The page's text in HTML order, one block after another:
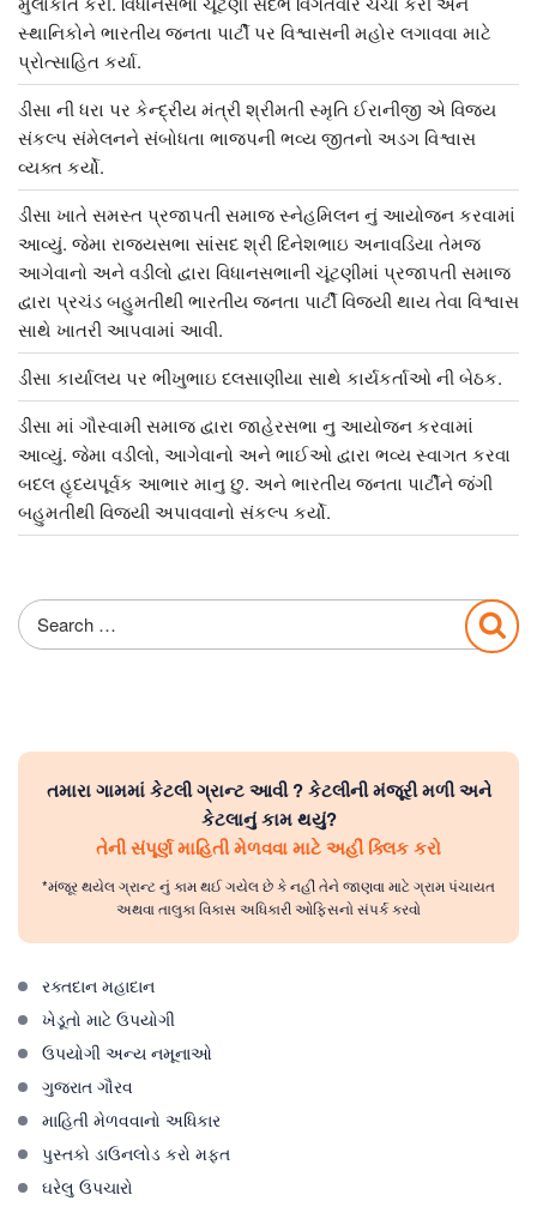
સ્થાનિકોને ભારતીય જનતા પાર્ટી પર વિશ્વાસની મહોર લગાવવા માટે
પ્રોત્સાહિત કર્યા.
ડીસા ની ધરા પર કેન્દ્રીય મંત્રી શ્રીમતી સ્મૃતિ ઈરાનીજી એ વિજય
સંકલ્પ સંમેલનને સંબોધતા ભાજપની ભવ્ય જીતનો અડગ વિશ્વાસ
વ્યક્ત કર્યો.
ડીસા ખાતે સમસ્ત પ્રજાપતી સમાજ સ્નેહમિલન નું આયોજન કરવામાં
આવ્યું. જેમા રાજ્યસભા સાંસદ શ્રી દિનેશભાઇ અનાવડિયા તેમજ
આગેવાનો અને વડીલો દ્વારા વિધાનસભાની ચૂંટણીમાં પ્રજાપતી સમાજ
દ્વારા પ્રચંડ બહુમતીથી ભારતીય જનતા પાર્ટી વિજયી થાય તેવા વિશ્વાસ
સાથે ખાતરી આપવામાં આવી.
ડીસા કાર્યાલય પર ભીખુભાઇ દલસાણીયા સાથે કાર્યકર્તાઓ ની બેઠક.
ડીસા માં ગૌસ્વામી સમાજ દ્વારા જાહેરસભા નુ આયોજન કરવામાં
આવ્યું. જેમા વડીલો, આગેવાનો અને ભાઈઓ દ્વારા ભવ્ય સ્વાગત કરવા
બદલ હૃદયપૂર્વક આભાર માનુ છુ. અને ભારતીય જનતા પાર્ટીને જંગી
બહુમતીથી વિજયી અપાવવાનો સંકલ્પ કર્યો.
Search
for:
તમારા ગામમાં કેટલી ગ્રાન્ટ આવી ? કેટલીની મંજૂરી મળી અને
કેટલાનું કામ થયું?
તેની સંપૂર્ણ માહિતી મેળવવા માટે અહીં ક્લિક કરો
*મંજૂર થયેલ ગ્રાન્ટ નું કામ થઈ ગયેલ છે કે નહીં તેને જાણવા માટે ગ્રામ પંચાયત
અથવા તાલુકા વિકાસ અધિકારી ઓફિસનો સંપર્ક કરવો
રક્તદાન મહાદાન
ખેડૂતો માટે ઉપયોગી
ઉપયોગી અન્ય નમૂનાઓ
ગુજરાત ગૌરવ
માહિતી મેળવવાનો અધિકાર
પુસ્તકો ડાઉનલોડ કરો મફત
ઘરેલુ ઉપચારો